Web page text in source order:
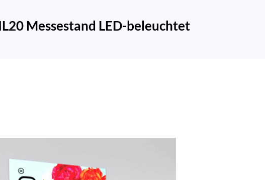
Messestand LED-beleuchtet